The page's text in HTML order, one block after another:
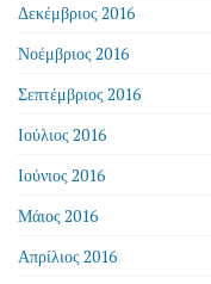
Δεκέμβριος 2016
Νοέμβριος 2016
Σεπτέμβριος 2016
Ιούλιος 2016
Ιούνιος 2016
Μάιος 2016
Απρίλιος 2016